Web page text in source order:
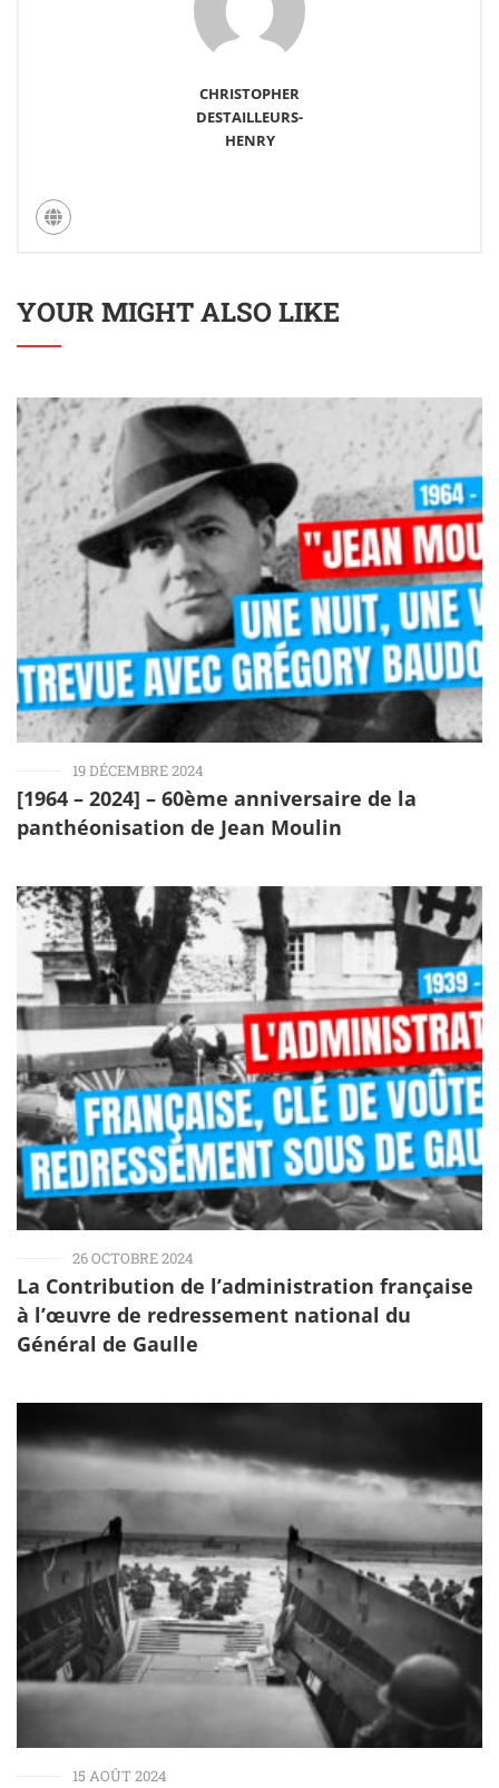
CHRISTOPHER
DESTAILLEURS-
HENRY
YOUR MIGHT ALSO LIKE
19 DÉCEMBRE 2024
[1964 – 2024] – 60ème anniversaire de la
panthéonisation de Jean Moulin
26 OCTOBRE 2024
La Contribution de l’administration française
à l’œuvre de redressement national du
Général de Gaulle
15 AOÛT 2024